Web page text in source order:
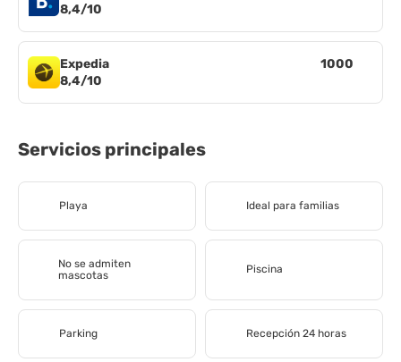
8,4/10
Expedia
8,4/10
1000
Servicios principales
Playa Ideal para familias
No se admiten
mascotas
Piscina
Parking Recepción 24 horas